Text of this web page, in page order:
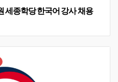
세종학당 한국어 강사 채용